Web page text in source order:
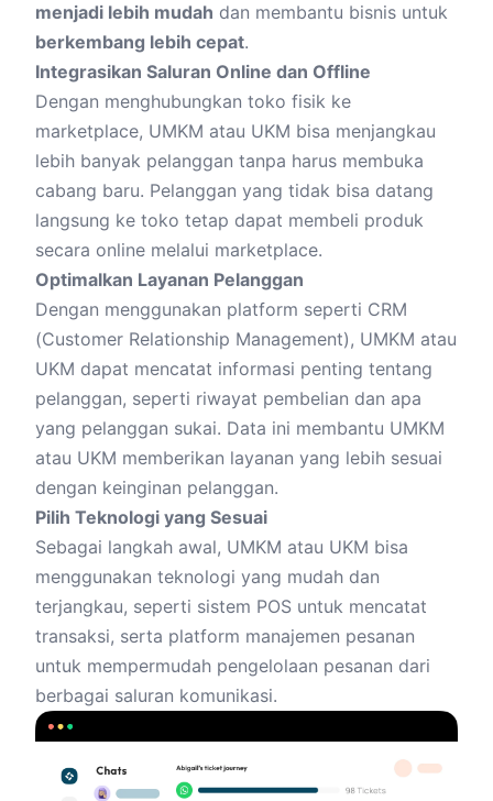
menjadi lebih mudah dan membantu bisnis untuk
berkembang lebih cepat.
Integrasikan Saluran Online dan Offline
Dengan menghubungkan toko fisik ke
marketplace, UMKM atau UKM bisa menjangkau
lebih banyak pelanggan tanpa harus membuka
cabang baru. Pelanggan yang tidak bisa datang
langsung ke toko tetap dapat membeli produk
secara online melalui marketplace.
Optimalkan Layanan Pelanggan
Dengan menggunakan platform seperti CRM
(Customer Relationship Management), UMKM atau
UKM dapat mencatat informasi penting tentang
pelanggan, seperti riwayat pembelian dan apa
yang pelanggan sukai. Data ini membantu UMKM
atau UKM memberikan layanan yang lebih sesuai
dengan keinginan pelanggan.
Pilih Teknologi yang Sesuai
Sebagai langkah awal, UMKM atau UKM bisa
menggunakan teknologi yang mudah dan
terjangkau, seperti sistem POS untuk mencatat
transaksi, serta platform manajemen pesanan
untuk mempermudah pengelolaan pesanan dari
berbagai saluran komunikasi.